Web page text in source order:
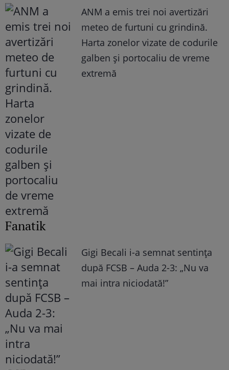
ANM a emis trei noi avertizări
meteo de furtuni cu grindină.
Harta zonelor vizate de codurile
galben și portocaliu de vreme
extremă
Fanatik
Gigi Becali i-a semnat sentința
după FCSB – Auda 2-3: „Nu va
mai intra niciodată!”